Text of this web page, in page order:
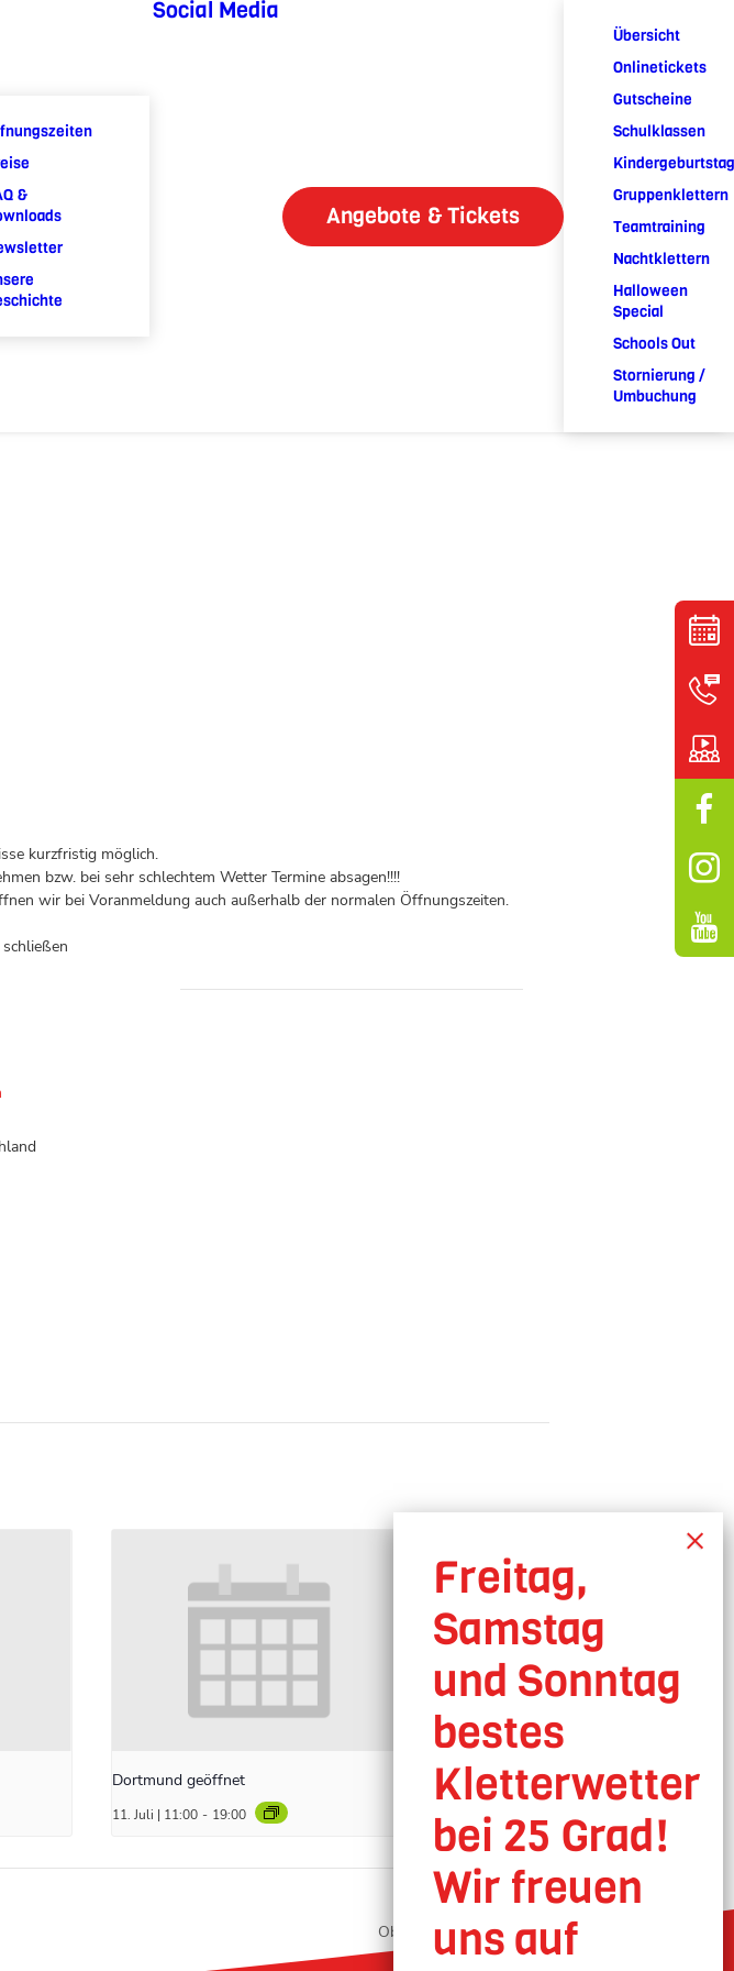
&
Social Media
Angebote & Tickets
Übersicht
Onlinetickets
Gutscheine
Schulklassen
Kindergeburtstag
Gruppenklettern
Teamtraining
Nachtklettern
Halloween
Special
Schools Out
Stornierung /
Umbuchung
kurzfristig möglich.
bzw. bei sehr schlechtem Wetter Termine absagen!!!!
wir bei Voranmeldung auch außerhalb der normalen Öffnungszeiten.
Dortmund geöffnet
11. Juli | 11:00 - 19:00
Oberhausen geöffnet